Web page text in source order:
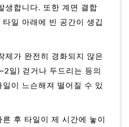
생합니다. 또한 계면 결합
타일 아래에 빈 공간이 생깁
제가 완전히 경화되지 않은
일) 걷거나 두드리는 등의
일이 느슨해져 떨어질 수 있
후 타일이 제 시간에 놓이